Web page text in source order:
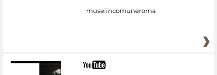
museiincomuneroma